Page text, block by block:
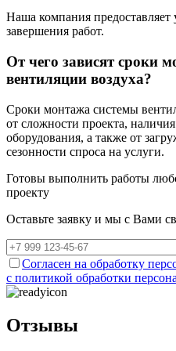
Наша компания предоставляет
завершения работ.
От чего зависят сроки
вентиляции воздуха?
Сроки монтажа системы
от сложности проекта,
оборудования, а также от
сезонности спроса на услуги.
Готовы выполнить работы
проекту
Оставьте заявку и мы с Вами
Согласен на обработку
с политикой обработки
Отзывы